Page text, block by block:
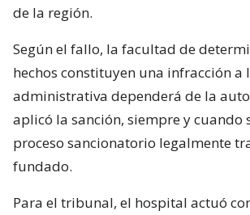
de la región.
Según el fallo, la facultad de
hechos constituyen una infracción
administrativa dependerá de la
aplicó la sanción, siempre y cuando
proceso sancionatorio legalmente
fundado.
Para el tribunal, el hospital actuó